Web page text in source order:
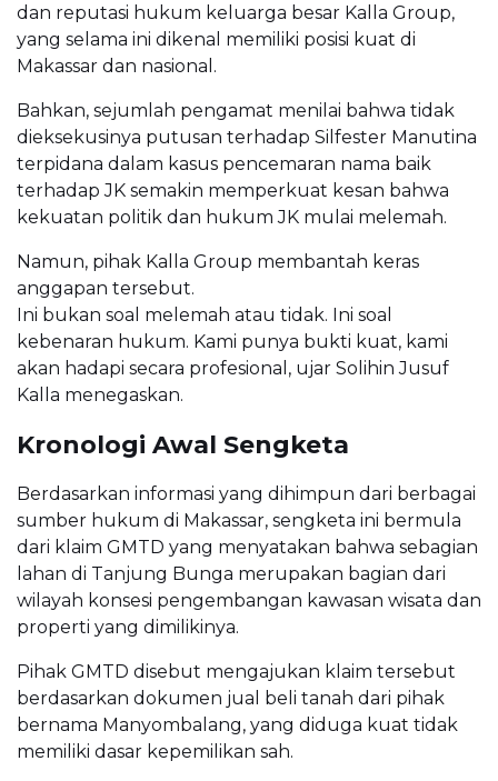
dan reputasi hukum keluarga besar Kalla Group,
yang selama ini dikenal memiliki posisi kuat di
Makassar dan nasional.
Bahkan, sejumlah pengamat menilai bahwa tidak
dieksekusinya putusan terhadap Silfester Manutina
terpidana dalam kasus pencemaran nama baik
terhadap JK semakin memperkuat kesan bahwa
kekuatan politik dan hukum JK mulai melemah.
Namun, pihak Kalla Group membantah keras
anggapan tersebut.
Ini bukan soal melemah atau tidak. Ini soal
kebenaran hukum. Kami punya bukti kuat, kami
akan hadapi secara profesional, ujar Solihin Jusuf
Kalla menegaskan.
Kronologi Awal Sengketa
Berdasarkan informasi yang dihimpun dari berbagai
sumber hukum di Makassar, sengketa ini bermula
dari klaim GMTD yang menyatakan bahwa sebagian
lahan di Tanjung Bunga merupakan bagian dari
wilayah konsesi pengembangan kawasan wisata dan
properti yang dimilikinya.
Pihak GMTD disebut mengajukan klaim tersebut
berdasarkan dokumen jual beli tanah dari pihak
bernama Manyombalang, yang diduga kuat tidak
memiliki dasar kepemilikan sah.